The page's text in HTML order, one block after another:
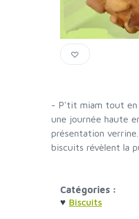
- P'tit miam tout en
une journée haute
présentation
biscuits révèlent la
Catégories :
♥ Biscuits